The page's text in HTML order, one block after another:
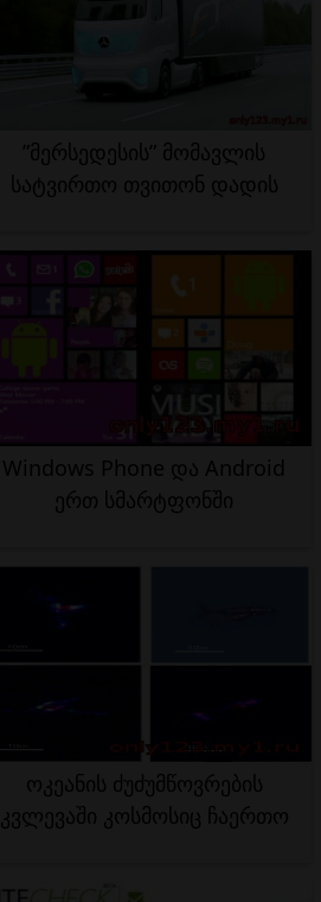
”მერსედესის” მომავლის
სატვირთო თვითონ დადის
Windows Phone და Android
ერთ სმარტფონში
ოკეანის ძუძუმწოვრების
კვლევაში კოსმოსიც ჩაერთო